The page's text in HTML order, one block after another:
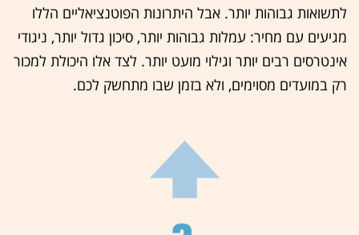
לתשואות גבוהות יותר. אבל היתרונות הפוטנציאליים הללו
מגיעים עם מחיר: עמלות גבוהות יותר, סיכון גדול יותר, ניגודי
אינטרסים רבים יותר וגילוי מועט יותר. לצד אלו היכולת למכור
רק במועדים מסוימים, ולא בזמן שבו מתחשק לכם.